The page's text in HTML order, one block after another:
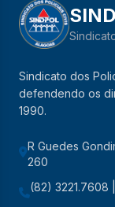
Sindicato dos
defendendo os
1990.
R Guedes
260
(82) 3221.7608